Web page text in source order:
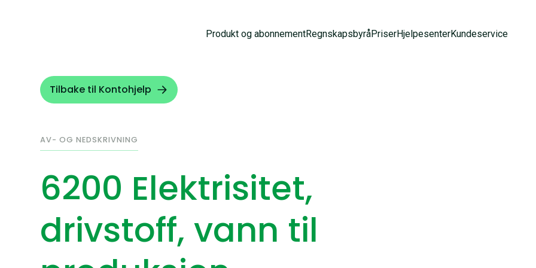
Produkt og abonnementRegnskapsbyråPriserHjelpesenterKundeservice
Tilbake til Kontohjelp
AV- OG NEDSKRIVNING
6200 Elektrisitet,
drivstoff, vann til